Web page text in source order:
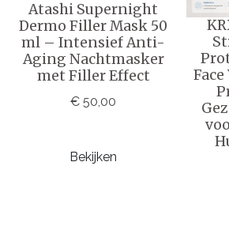
Atashi Supernight
Dermo Filler Mask 50
ml – Intensief Anti-
Aging Nachtmasker
met Filler Effect
€ 50,00
Bekijken